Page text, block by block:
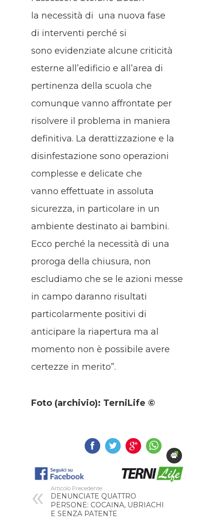
la necessità di una nuova fase
di interventi perché si
sono evidenziate alcune criticità
esterne all’edificio e all’area di
pertinenza della scuola che
comunque vanno affrontate per
risolvere il problema in maniera
definitiva. La derattizzazione e la
disinfestazione sono operazioni
complesse e delicate che
vanno effettuate in assoluta
sicurezza, in particolare in un
ambiente destinato ai bambini.
Ecco perché la necessità di una
proroga della chiusura, non
escludiamo che se le azioni messe
in campo daranno risultati
particolarmente positivi di
anticipare la riapertura ma al
momento non è possibile avere
certezze in merito”.
Foto (archivio): TerniLife ©
Articolo Precedente
DENUNCIATE QUATTRO
PERSONE: COCAINA, UBRIACHI
E SENZA PATENTE